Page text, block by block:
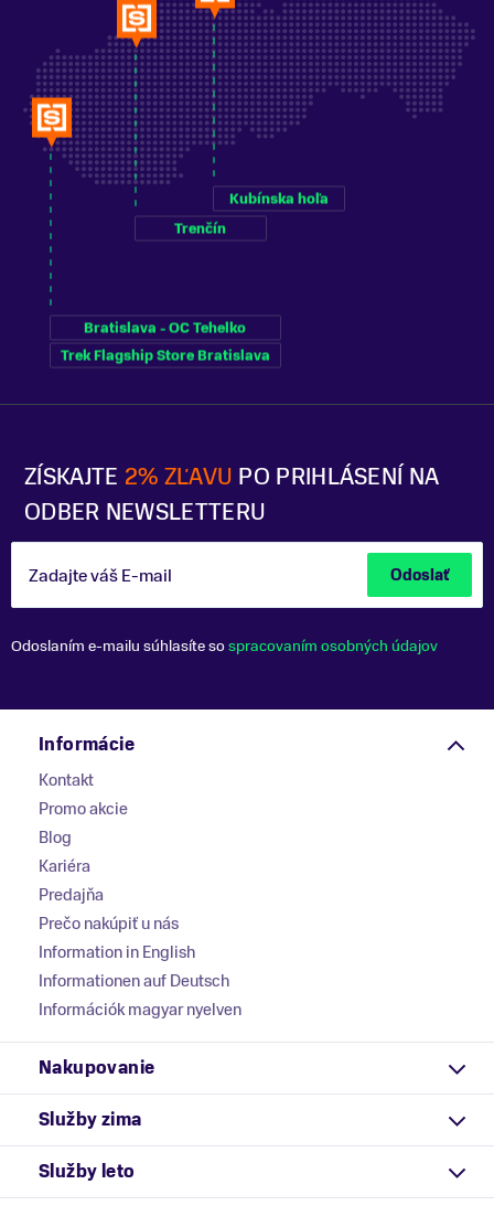
ZÍSKAJTE 2% ZĽAVU PO PRIHLÁSENÍ NA
ODBER NEWSLETTERU
Zadajte váš E-mail Odoslať
Odoslaním e-mailu súhlasíte sospracovaním osobných údajov
Bratislava - OC Tehelko
Trek Flagship Store Bratislava
Trenčín
Kubínska hoľa
Informácie
Kontakt
Promo akcie
Blog
Kariéra
Predajňa
Prečo nakúpiť u nás
Information in English
Informationen auf Deutsch
Információk magyar nyelven
Nakupovanie
Služby zima
Služby leto